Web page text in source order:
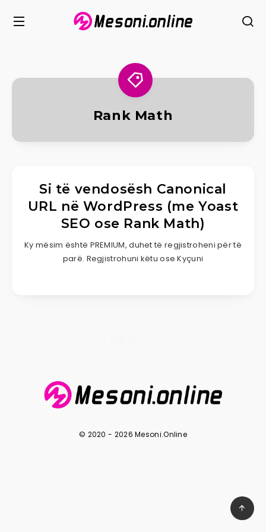
Rank Math
Si të vendosësh Canonical
URL në WordPress (me Yoast
SEO ose Rank Math)
Ky mësim është PREMIUM, duhet të regjistroheni për të
parë. Regjistrohuni këtu ose Kyçuni
© 2020 - 2026 Mesoni.Online